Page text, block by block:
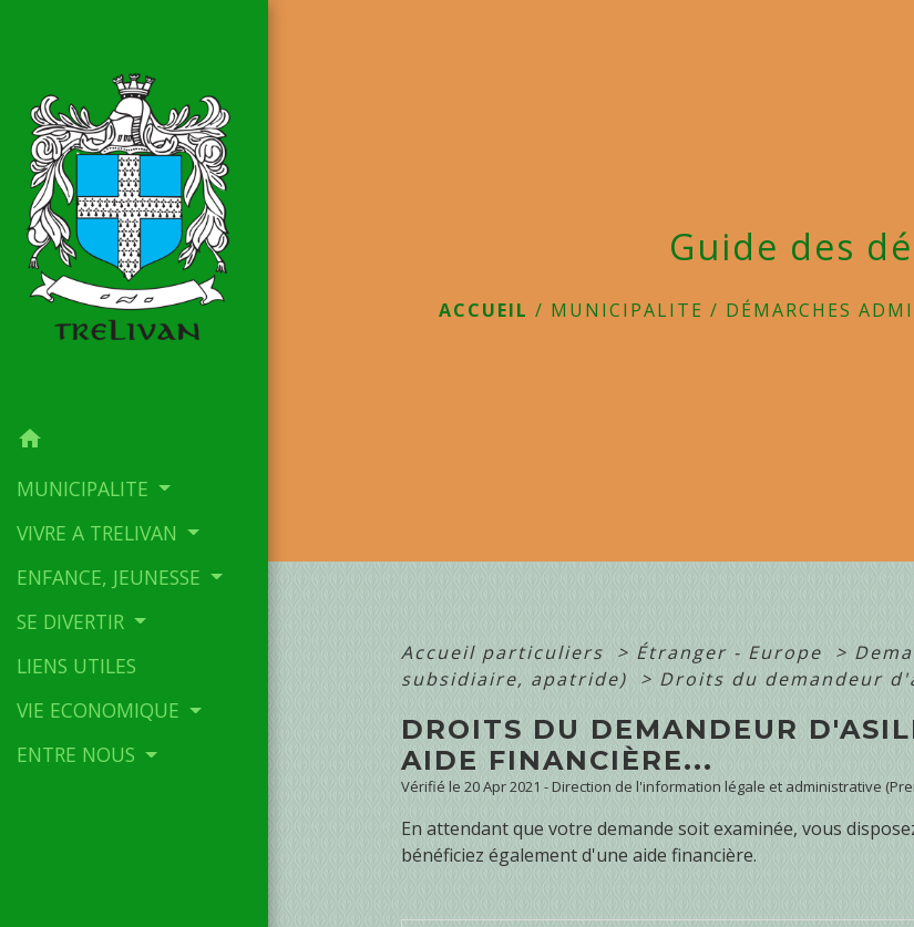
home
MUNICIPALITE
VIVRE A TRELIVAN
ENFANCE, JEUNESSE
SE DIVERTIR
LIENS UTILES
VIE ECONOMIQUE
ENTRE NOUS
Guide des
ACCUEIL / MUNICIPALITE / DÉMARCHES
Accueil particuliers > Étranger - Europe >
subsidiaire, apatride)
> Droits du demandeur
DROITS DU DEMANDEUR
AIDE FINANCIÈRE...
Vérifié le 20 Apr 2021 - Direction de l'information légale et administrative
En attendant que votre demande soit examinée, vous
bénéficiez également d'une aide financière.